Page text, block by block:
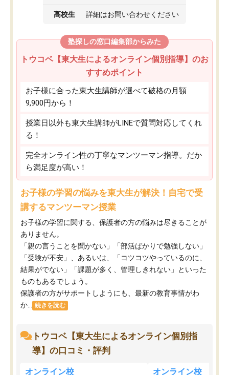
高校生 詳細はお問い合わせください
塾探しの窓口編集部からみた
トウコベ【東大生によるオンライン個別指導】のお
すすめポイント
お子様に合った東大生講師が選べて破格の月額
9,900円から！
授業日以外も東大生講師がLINEで質問対応してくれ
る！
完全オンライン性の丁寧なマンツーマン指導。だか
ら満足度が高い！
お子様の学習の悩みを東大生が解決！自宅で受
講するマンツーマン授業
お子様の学習に関する、保護者の方の悩みは尽きることが
ありません。
「親の言うことを聞かない」「部活ばかりで勉強しない」
「受験が不安」、あるいは、「コツコツやっているのに、
結果がでない」「課題が多く、管理しきれない」といった
ものもあるでしょう。
保護者の方がサポートしようにも、最新の教育事情がわ
か...
続きを読む
トウコベ【東大生によるオンライン個別指
導】の口コミ・評判
オンライン校 オンライン校